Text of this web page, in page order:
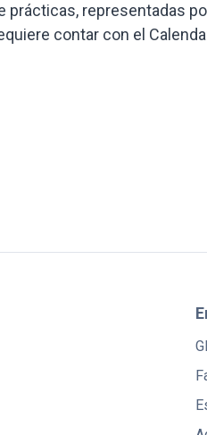
prácticas, representadas
contar con el